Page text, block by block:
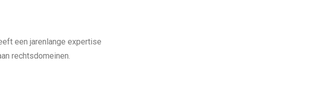
een jarenlange expertise
rechtsdomeinen.